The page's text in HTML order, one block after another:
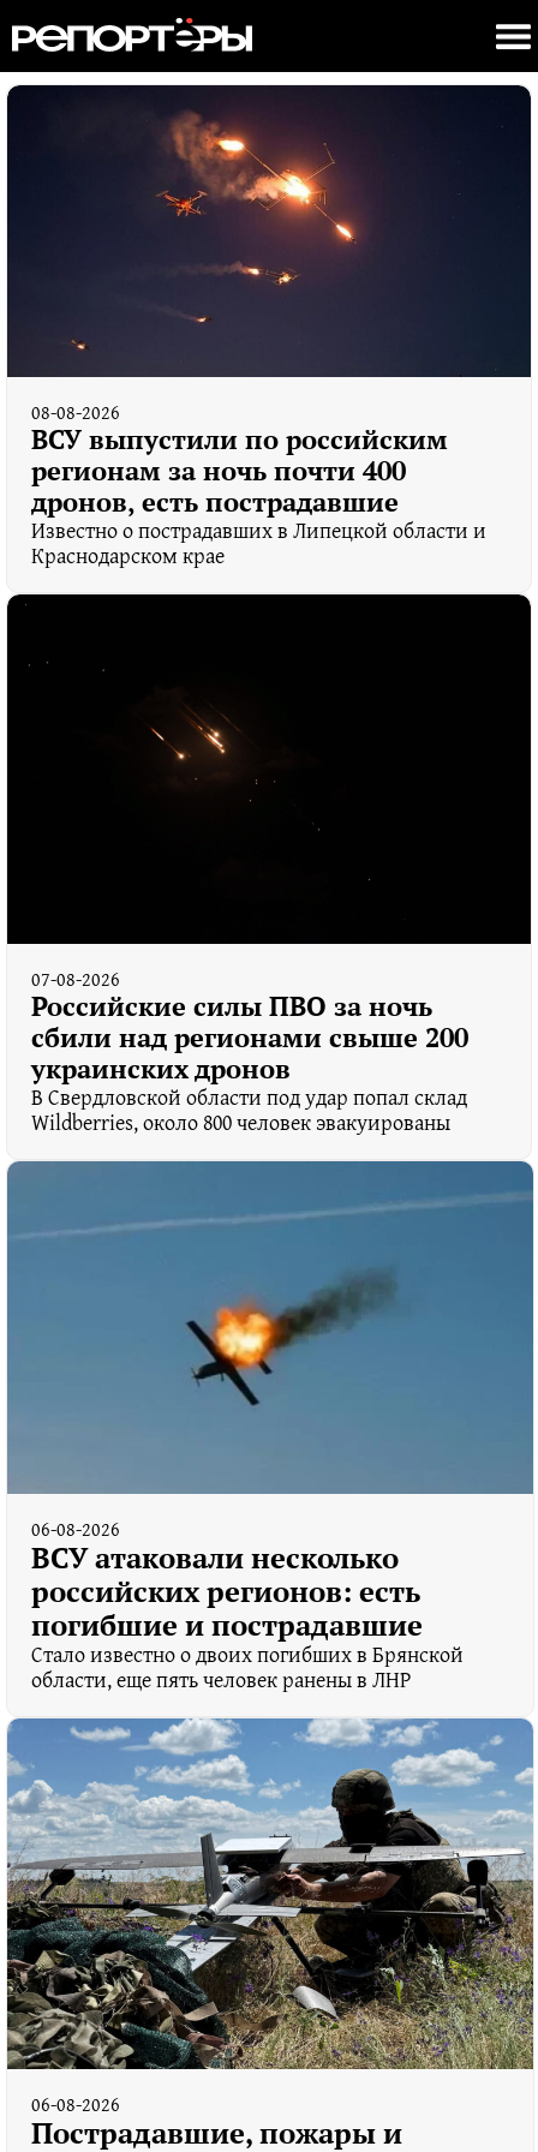
08-08-2026
ВСУ выпустили по российским
регионам за ночь почти 400
дронов, есть пострадавшие
Известно о пострадавших в Липецкой области и
Краснодарском крае
07-08-2026
Российские силы ПВО за ночь
сбили над регионами свыше 200
украинских дронов
В Свердловской области под удар попал склад
Wildberries, около 800 человек эвакуированы
06-08-2026
ВСУ атаковали несколько
российских регионов: есть
погибшие и пострадавшие
Стало известно о двоих погибших в Брянской
области, еще пять человек ранены в ЛНР
06-08-2026
Пострадавшие, пожары и